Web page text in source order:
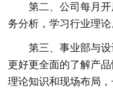
第二、公司每月
务分析，学习行业理论
第三、事业部与
更好更全面的了解产
理论知识和现场布局